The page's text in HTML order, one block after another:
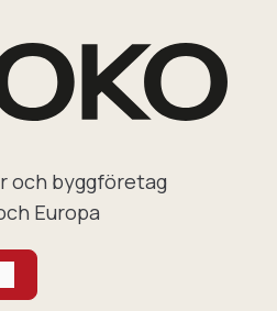
och byggföretag
Europa